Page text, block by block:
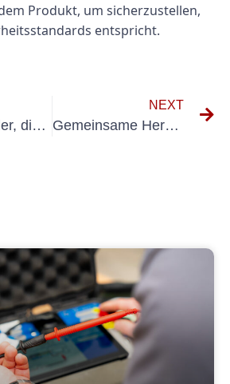
Produkt, um sicherzustellen,
entspricht.
Häufige Fehler, die Sie beim Testen tragbarer Geräte vermeiden sollten
NEXT
Gemeinsame Herausforderungen und Lösungen für die Installation von Mess-Potenzialausgleich-VDE-Systemen